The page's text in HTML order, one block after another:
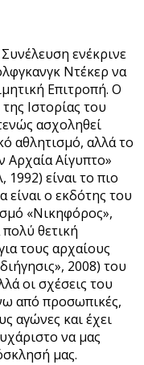
ενέκρινε
Ντέκερ να
Επιτροπή. Ο
Ιστορίας του
ασχοληθεί
αθλητισμό, αλλά το
Αρχαία Αίγυπτο»
1992) είναι το πιο
είναι ο εκδότης του
«Νικηφόρος»,
θετική
τους αρχαίους
2008) του
οι σχέσεις του
από προσωπικές,
αγώνες και έχει
να μας
μας.